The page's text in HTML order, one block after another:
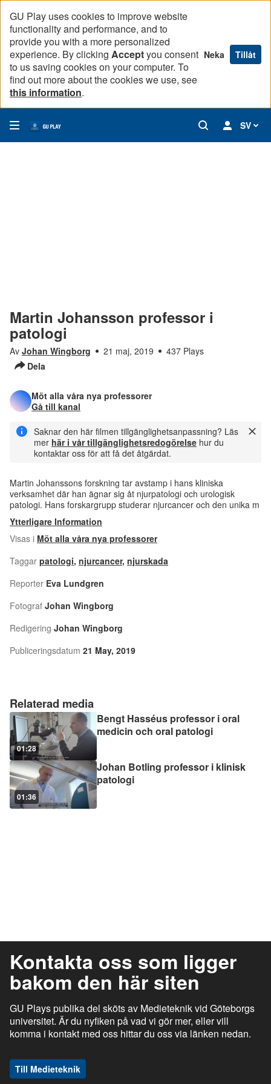
GU Play uses cookies to improve website
functionality and performance, and to
provide you with a more personalized
experience. By clicking Acceptyou consent
to us saving cookies on your computer. To
find out more about the cookies we use, see
this information.
Neka Tillåt
SV
Relaterad media
01:28
Bengt Hasséus professor i oral
medicin och oral patologi
01:36
Johan Botling professor i klinisk
patologi
Martin Johansson professor i
patologi
Av Johan Wingborg 21 maj, 2019
437 Plays
Dela
Möt alla våra nya professorer
Gå till kanal
Saknar den här filmen tillgänglighetsanpassning? Läs
mer här i vår tillgänglighetsredogörelse hur du
kontaktar oss för att få det åtgärdat.
Martin Johanssons forskning tar avstamp i hans kliniska
verksamhet där han ägnar sig åt njurpatologi och urologisk
patologi. Hans forskargrupp studerar njurcancer och den unika m
Ytterligare Information
Visas i Möt alla våra nya professorer
Taggar patologi, njurcancer, njurskada
Reporter Eva Lundgren
Fotograf Johan Wingborg
Redigering Johan Wingborg
Publiceringsdatum 21 May, 2019
Kontakta oss som ligger
bakom den här siten
GU Plays publika del sköts av Medieteknik vid Göteborgs
universitet. Är du nyfiken på vad vi gör mer, eller vill
komma i kontakt med oss hittar du oss via länken nedan.
Till Medieteknik